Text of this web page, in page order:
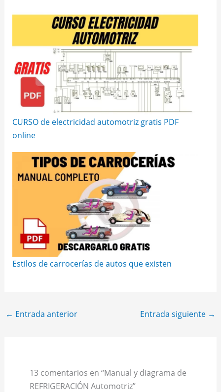
CURSO de electricidad automotriz gratis PDF
online
Estilos de carrocerías de autos que existen
← Entrada anterior Entrada siguiente →
13 comentarios en “Manual y diagrama de
REFRIGERACIÓN Automotriz”